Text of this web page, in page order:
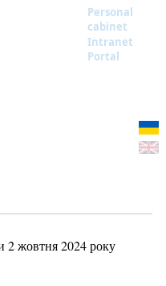
Personal
cabinet
Intranet
Portal
2 жовтня 2024 року